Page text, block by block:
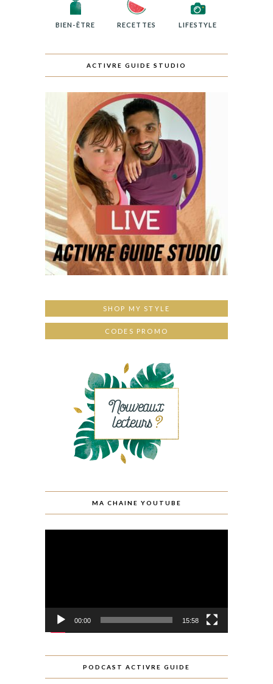
BIEN-ÊTRE RECETTES LIFESTYLE
ACTIVRE GUIDE STUDIO
SHOP MY STYLE
CODES PROMO
MA CHAINE YOUTUBE
00:00 15:58
PODCAST ACTIVRE GUIDE